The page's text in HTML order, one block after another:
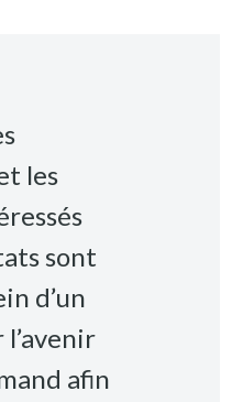
les
sont
d’un
l’avenir
afin